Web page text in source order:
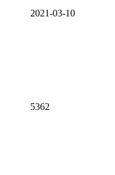
2021-03-10
5362